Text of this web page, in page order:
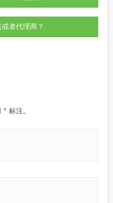
者代理商？
* 标注。